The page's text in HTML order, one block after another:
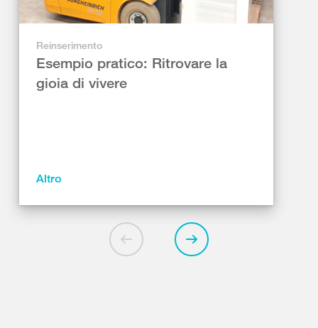
Reinserimento
Esempio pratico: Ritrovare la
gioia di vivere
Altro